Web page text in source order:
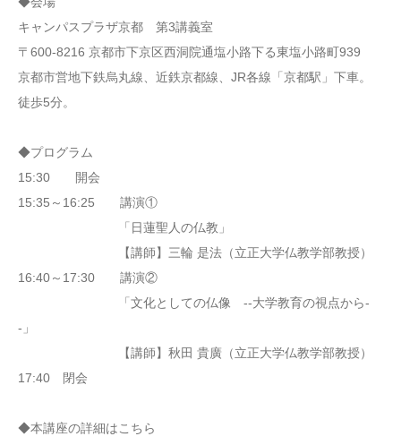
キャンパスプラザ京都 第3講義室
〒600-8216 京都市下京区西洞院通塩小路下る東塩小路町939
京都市営地下鉄烏丸線、近鉄京都線、JR各線「京都駅」下車。
徒歩5分。
◆プログラム
15:30 開会
15:35～16:25 講演①
「日蓮聖人の仏教」
【講師】三輪 是法（立正大学仏教学部教授）
16:40～17:30 講演②
「文化としての仏像 --大学教育の視点から-
-」
【講師】秋田 貴廣（立正大学仏教学部教授）
17:40 閉会
◆本講座の詳細はこちら